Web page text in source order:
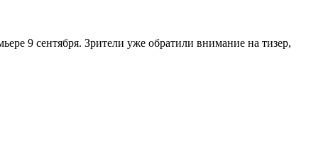
9 сентября. Зрители уже обратили внимание на тизер,